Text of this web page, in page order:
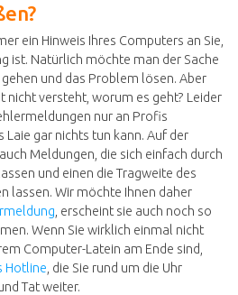
ein Hinweis Ihres Computers an Sie,
ist. Natürlich möchte man der Sache
und das Problem lösen. Aber
nicht versteht, worum es geht? Leider
nur an Profis
Laie gar nichts tun kann. Auf der
Meldungen, die sich einfach durch
und einen die Tragweite des
lassen. Wir möchte Ihnen daher
, erscheint sie auch noch so
Wenn Sie wirklich einmal nicht
Computer-Latein am Ende sind,
Hotline , die Sie rund um die Uhr
Tat weiter.